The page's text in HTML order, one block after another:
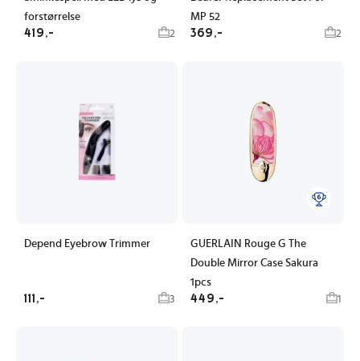
forstørrelse
419,- 2
MP 52
369,- 2
Depend Eyebrow Trimmer
111,- 3
GUERLAIN Rouge G The
Double Mirror Case Sakura
1pcs
449,- 1